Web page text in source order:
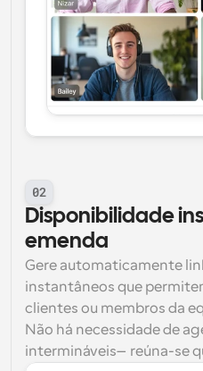
02
Disponibilidade
emenda
Gere automaticamente
instantâneos que
clientes ou membros da
Não há necessidade de
intermináveis—reúna-se